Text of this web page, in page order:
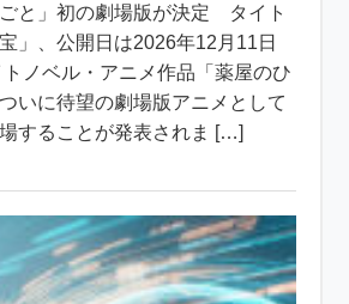
ごと」初の劇場版が決定 タイト
」、公開日は2026年12月11日
トノベル・アニメ作品「薬屋のひ
いに待望の劇場版アニメとして
することが発表されま […]